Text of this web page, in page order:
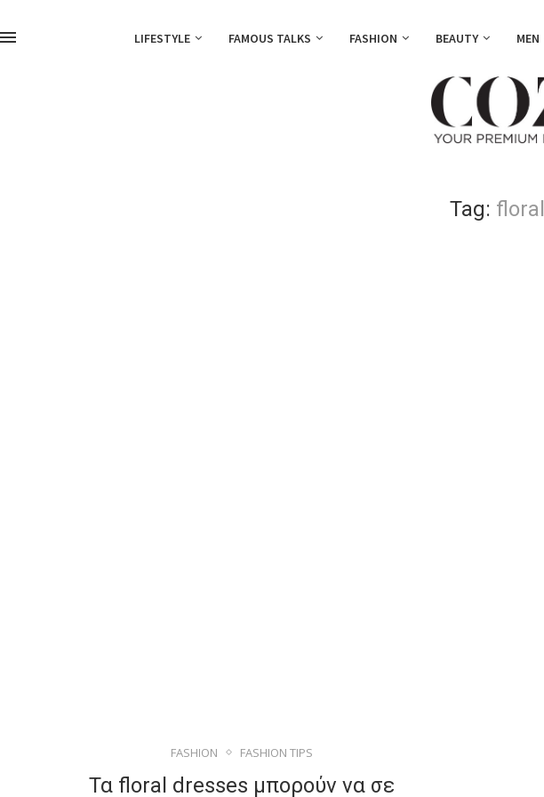
LIFESTYLE FAMOUS TALKS FASHION BEAUTY MEN
Tag:
FASHION FASHION TIPS
Τα floral dresses μπορούν να σε